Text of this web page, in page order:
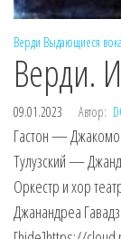
Верди Выдающиеся
Верди.
09.01.2023 Автор:
Гастон —
Тулузский —
Оркестр и хор
Джанандреа